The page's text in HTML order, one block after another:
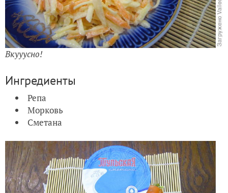
Вкууусно!
Ингредиенты
Репа
Морковь
Сметана